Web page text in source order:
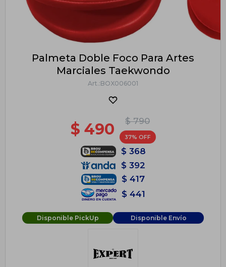
Palmeta Doble Foco Para Artes
Marciales Taekwondo
BOX006001
$ 790
$ 490 37
$ 368
$ 392
$ 417
$ 441
Disponible PickUp Disponible Envío